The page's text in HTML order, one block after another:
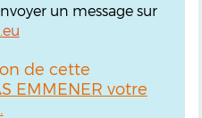
un message sur
de cette
EMMENER votre